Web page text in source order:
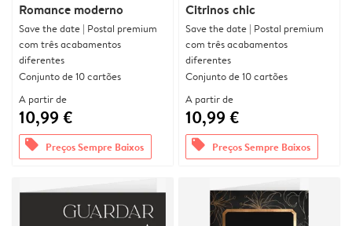
Romance moderno
Save the date | Postal premium
com três acabamentos
diferentes
Conjunto de 10 cartões
A partir de
10,99 €
offers Preços Sempre Baixos
Citrinos chic
Save the date | Postal premium
com três acabamentos
diferentes
Conjunto de 10 cartões
A partir de
10,99 €
offers Preços Sempre Baixos